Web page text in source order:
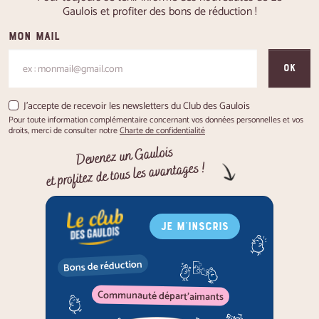
Gaulois et profiter des bons de réduction !
Mon mail
OK
J'accepte de recevoir les newsletters du Club des Gaulois
Pour toute information complémentaire concernant vos données personnelles et vos
droits, merci de consulter notreCharte de confidentialité
Devenez un Gaulois
et profitez de tous les avantages !
JE M'INSCRIS
Bons de réduction
Communauté départ'aimants